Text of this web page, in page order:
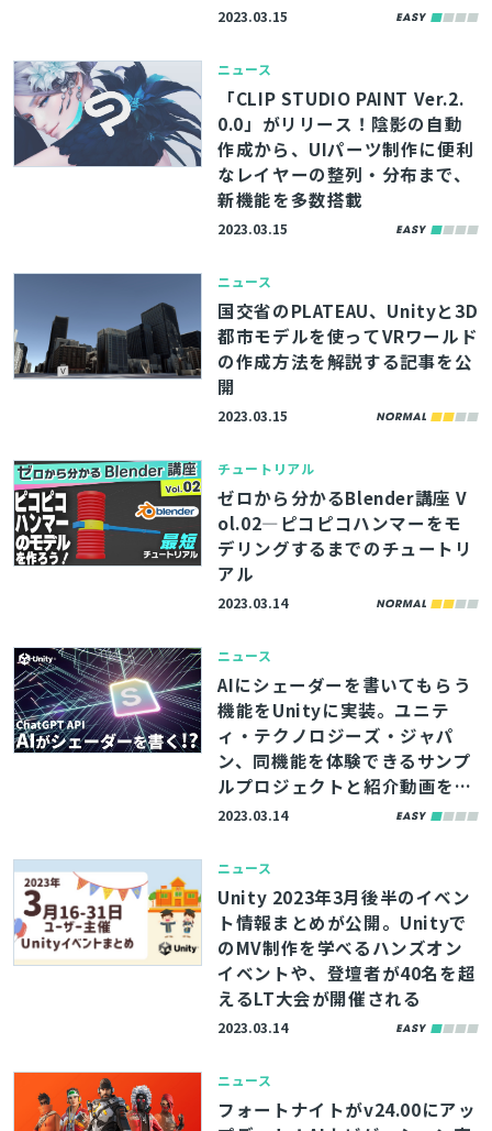
2023.03.15
ニュース
「CLIP STUDIO PAINT Ver.2.
0.0」がリリース！陰影の自動
作成から、UIパーツ制作に便利
なレイヤーの整列・分布まで、
新機能を多数搭載
2023.03.15
ニュース
国交省のPLATEAU、Unityと3D
都市モデルを使ってVRワールド
の作成方法を解説する記事を公
開
2023.03.15
チュートリアル
ゼロから分かるBlender講座 V
ol.02―ピコピコハンマーをモ
デリングするまでのチュートリ
アル
2023.03.14
ニュース
AIにシェーダーを書いてもらう
機能をUnityに実装。ユニテ
ィ・テクノロジーズ・ジャパ
ン、同機能を体験できるサンプ
ルプロジェクトと紹介動画を公
開
2023.03.14
ニュース
Unity 2023年3月後半のイベン
ト情報まとめが公開。Unityで
のMV制作を学べるハンズオン
イベントや、登壇者が40名を超
えるLT大会が開催される
2023.03.14
ニュース
フォートナイトがv24.00にアッ